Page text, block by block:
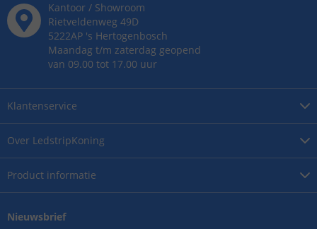
Over LedstripKoning
Product informatie
Klantenservice
Kantoor / Showroom
Rietveldenweg 49D
5222AP 's Hertogenbosch
Maandag t/m zaterdag geopend
van 09.00 tot 17.00 uur
Nieuwsbrief